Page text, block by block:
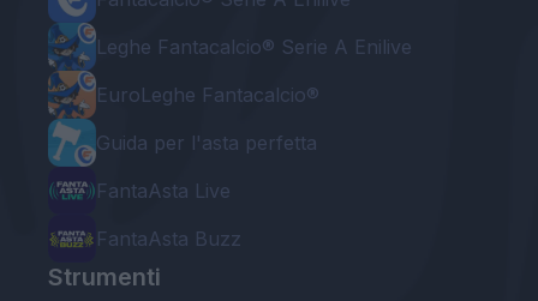
Leghe Fantacalcio® Serie A Enilive
EuroLeghe Fantacalcio®
Guida per l'asta perfetta
FantaAsta Live
FantaAsta Buzz
Strumenti